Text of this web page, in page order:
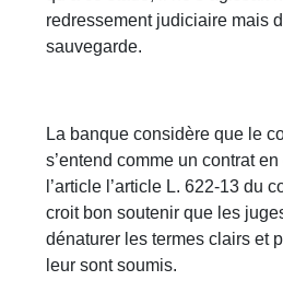
redressement judiciaire mais
sauvegarde.
La banque considère que le
s’entend comme un contrat
l’article l’article L. 622-13 du
croit bon soutenir que les
dénaturer les termes clairs et
leur sont soumis.